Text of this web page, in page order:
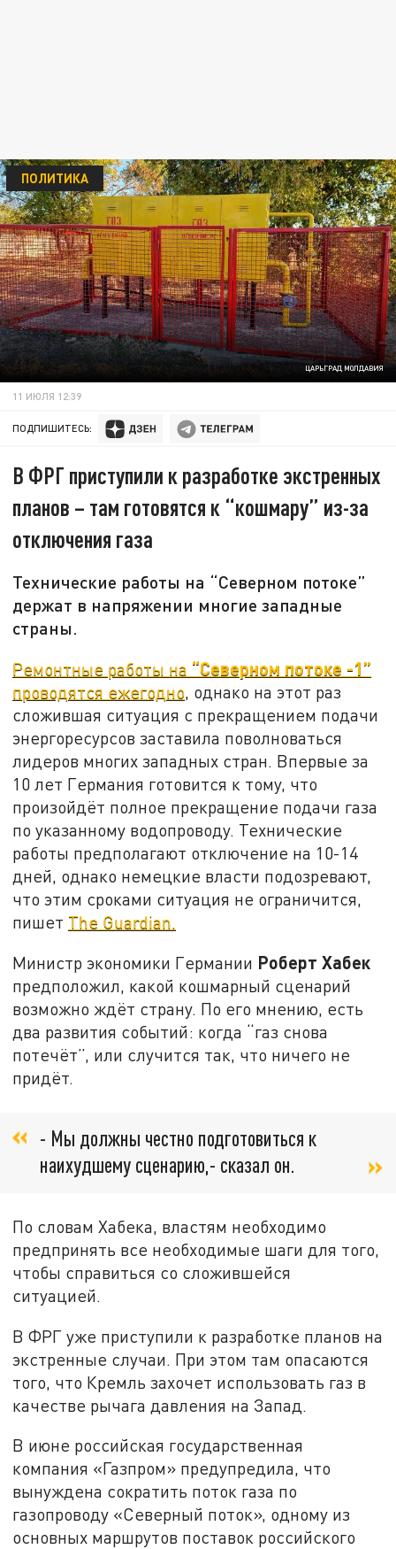
ЦАРЬГРАД МОЛДАВИЯ
ПОЛИТИКА
11 ИЮЛЯ 12:39
ПОДПИШИТЕСЬ:
В ФРГ приступили к разработке экстренных
планов – там готовятся к “кошмару” из-за
отключения газа
Технические работы на “Северном потоке”
держат в напряжении многие западные
страны.
Ремонтные работы на “Северном потоке -1”
проводятся ежегодно, однако на этот раз
сложившая ситуация с прекращением подачи
энергоресурсов заставила поволноваться
лидеров многих западных стран. Впервые за
10 лет Германия готовится к тому, что
произойдёт полное прекращение подачи газа
по указанному водопроводу. Технические
работы предполагают отключение на 10-14
дней, однако немецкие власти подозревают,
что этим сроками ситуация не ограничится,
пишет The Guardian.
Министр экономики Германии Роберт Хабек
предположил, какой кошмарный сценарий
возможно ждёт страну. По его мнению, есть
два развития событий: когда “газ снова
потечёт”, или случится так, что ничего не
придёт.
- Мы должны честно подготовиться к
наихудшему сценарию,- сказал он.
По словам Хабека, властям необходимо
предпринять все необходимые шаги для того,
чтобы справиться со сложившейся
ситуацией.
В ФРГ уже приступили к разработке планов на
экстренные случаи. При этом там опасаются
того, что Кремль захочет использовать газ в
качестве рычага давления на Запад.
В июне российская государственная
компания «Газпром» предупредила, что
вынуждена сократить поток газа по
газопроводу «Северный поток», одному из
основных маршрутов поставок российского